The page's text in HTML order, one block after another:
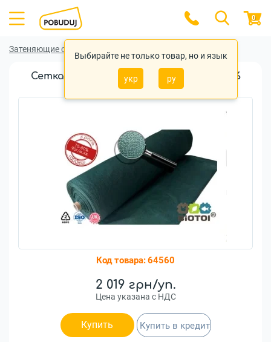
Выбирайте не только товар, но и язык
укр ру
0
Затеняющие сетки
Сетка затеняющая Biotol SOMBRA 75%
(6x5м)
Код товара:64560
2 019 грн/уп.
Цена указана с НДС
Купить Купить в кредит